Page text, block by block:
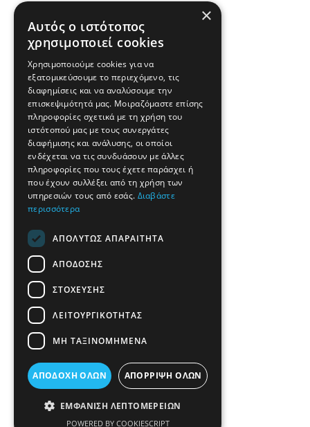
×
Αυτός ο ιστότοπος
χρησιμοποιεί cookies
Χρησιμοποιούμε cookies για να
εξατομικεύσουμε το περιεχόμενο, τις
διαφημίσεις και να αναλύσουμε την
επισκεψιμότητά μας. Μοιραζόμαστε επίσης
πληροφορίες σχετικά με τη χρήση του
ιστότοπού μας με τους συνεργάτες
διαφήμισης και ανάλυσης, οι οποίοι
ενδέχεται να τις συνδυάσουν με άλλες
πληροφορίες που τους έχετε παράσχει ή
που έχουν συλλέξει από τη χρήση των
υπηρεσιών τους από εσάς. Διαβάστε
περισσότερα
ΑΠΟΛΎΤΩΣ ΑΠΑΡΑΊΤΗΤΑ
ΑΠΌΔΟΣΗΣ
ΣΤΌΧΕΥΣΗΣ
ΛΕΙΤΟΥΡΓΙΚΌΤΗΤΑΣ
ΜΗ ΤΑΞΙΝΟΜΗΜΈΝΑ
ΑΠΟΔΟΧΉ ΌΛΩΝ ΑΠΌΡΡΙΨΗ ΌΛΩΝ
ΕΜΦΆΝΙΣΗ ΛΕΠΤΟΜΕΡΕΙΏΝ
POWERED BY COOKIESCRIPT